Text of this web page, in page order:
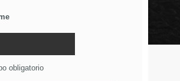
obligatorio
2016. Todos los derechos